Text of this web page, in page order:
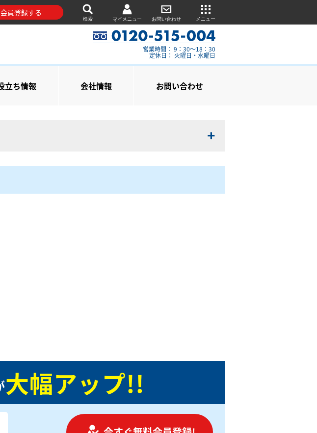
員登録する
検索 マイメニュー お問い合わせ メニュー
営業時間： 9：30～18：30
定休日： 火曜日・水曜日
立ち情報 会社情報 お問い合わせ
大幅アップ!!